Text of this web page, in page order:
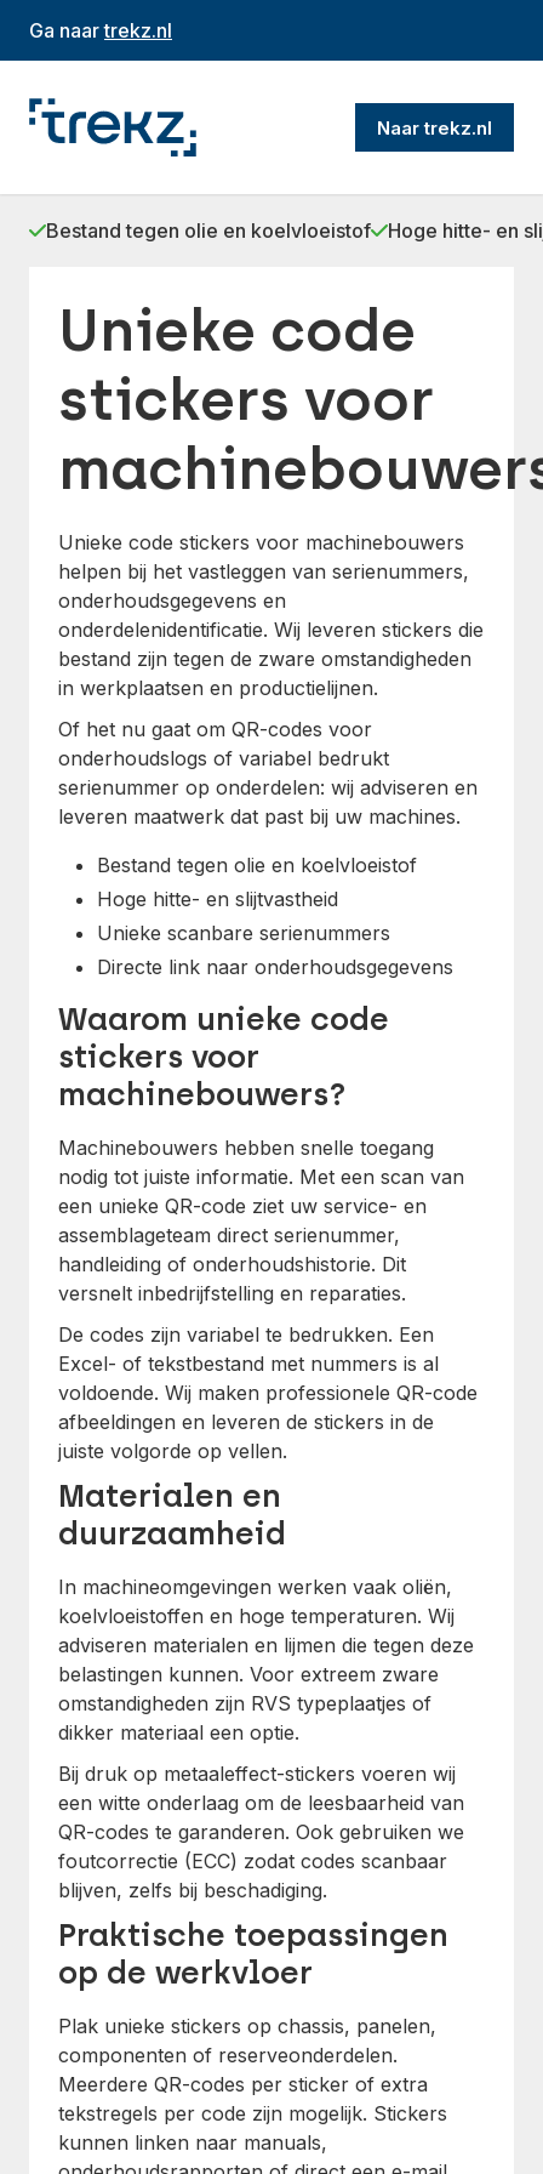
Ga naartrekz.nl
Naar trekz.nl
Bestand tegen olie en koelvloeistof Hoge hitte- en
Unieke code
stickers voor
Unieke code stickers voor machinebouwers
helpen bij het vastleggen van serienummers,
onderhoudsgegevens en
onderdelenidentificatie. Wij leveren stickers die
bestand zijn tegen de zware omstandigheden
in werkplaatsen en productielijnen.
Of het nu gaat om QR-codes voor
onderhoudslogs of variabel bedrukt
serienummer op onderdelen: wij adviseren en
leveren maatwerk dat past bij uw machines.
Bestand tegen olie en koelvloeistof
Hoge hitte- en slijtvastheid
Unieke scanbare serienummers
Directe link naar onderhoudsgegevens
Waarom unieke code
stickers voor
machinebouwers?
Machinebouwers hebben snelle toegang
nodig tot juiste informatie. Met een scan van
een unieke QR-code ziet uw service- en
assemblageteam direct serienummer,
handleiding of onderhoudshistorie. Dit
versnelt inbedrijfstelling en reparaties.
De codes zijn variabel te bedrukken. Een
Excel- of tekstbestand met nummers is al
voldoende. Wij maken professionele QR-code
afbeeldingen en leveren de stickers in de
juiste volgorde op vellen.
Materialen en
duurzaamheid
In machineomgevingen werken vaak oliën,
koelvloeistoffen en hoge temperaturen. Wij
adviseren materialen en lijmen die tegen deze
belastingen kunnen. Voor extreem zware
omstandigheden zijn RVS typeplaatjes of
dikker materiaal een optie.
Bij druk op metaaleffect-stickers voeren wij
een witte onderlaag om de leesbaarheid van
QR-codes te garanderen. Ook gebruiken we
foutcorrectie (ECC) zodat codes scanbaar
blijven, zelfs bij beschadiging.
Praktische toepassingen
op de werkvloer
Plak unieke stickers op chassis, panelen,
componenten of reserveonderdelen.
Meerdere QR-codes per sticker of extra
tekstregels per code zijn mogelijk. Stickers
kunnen linken naar manuals,